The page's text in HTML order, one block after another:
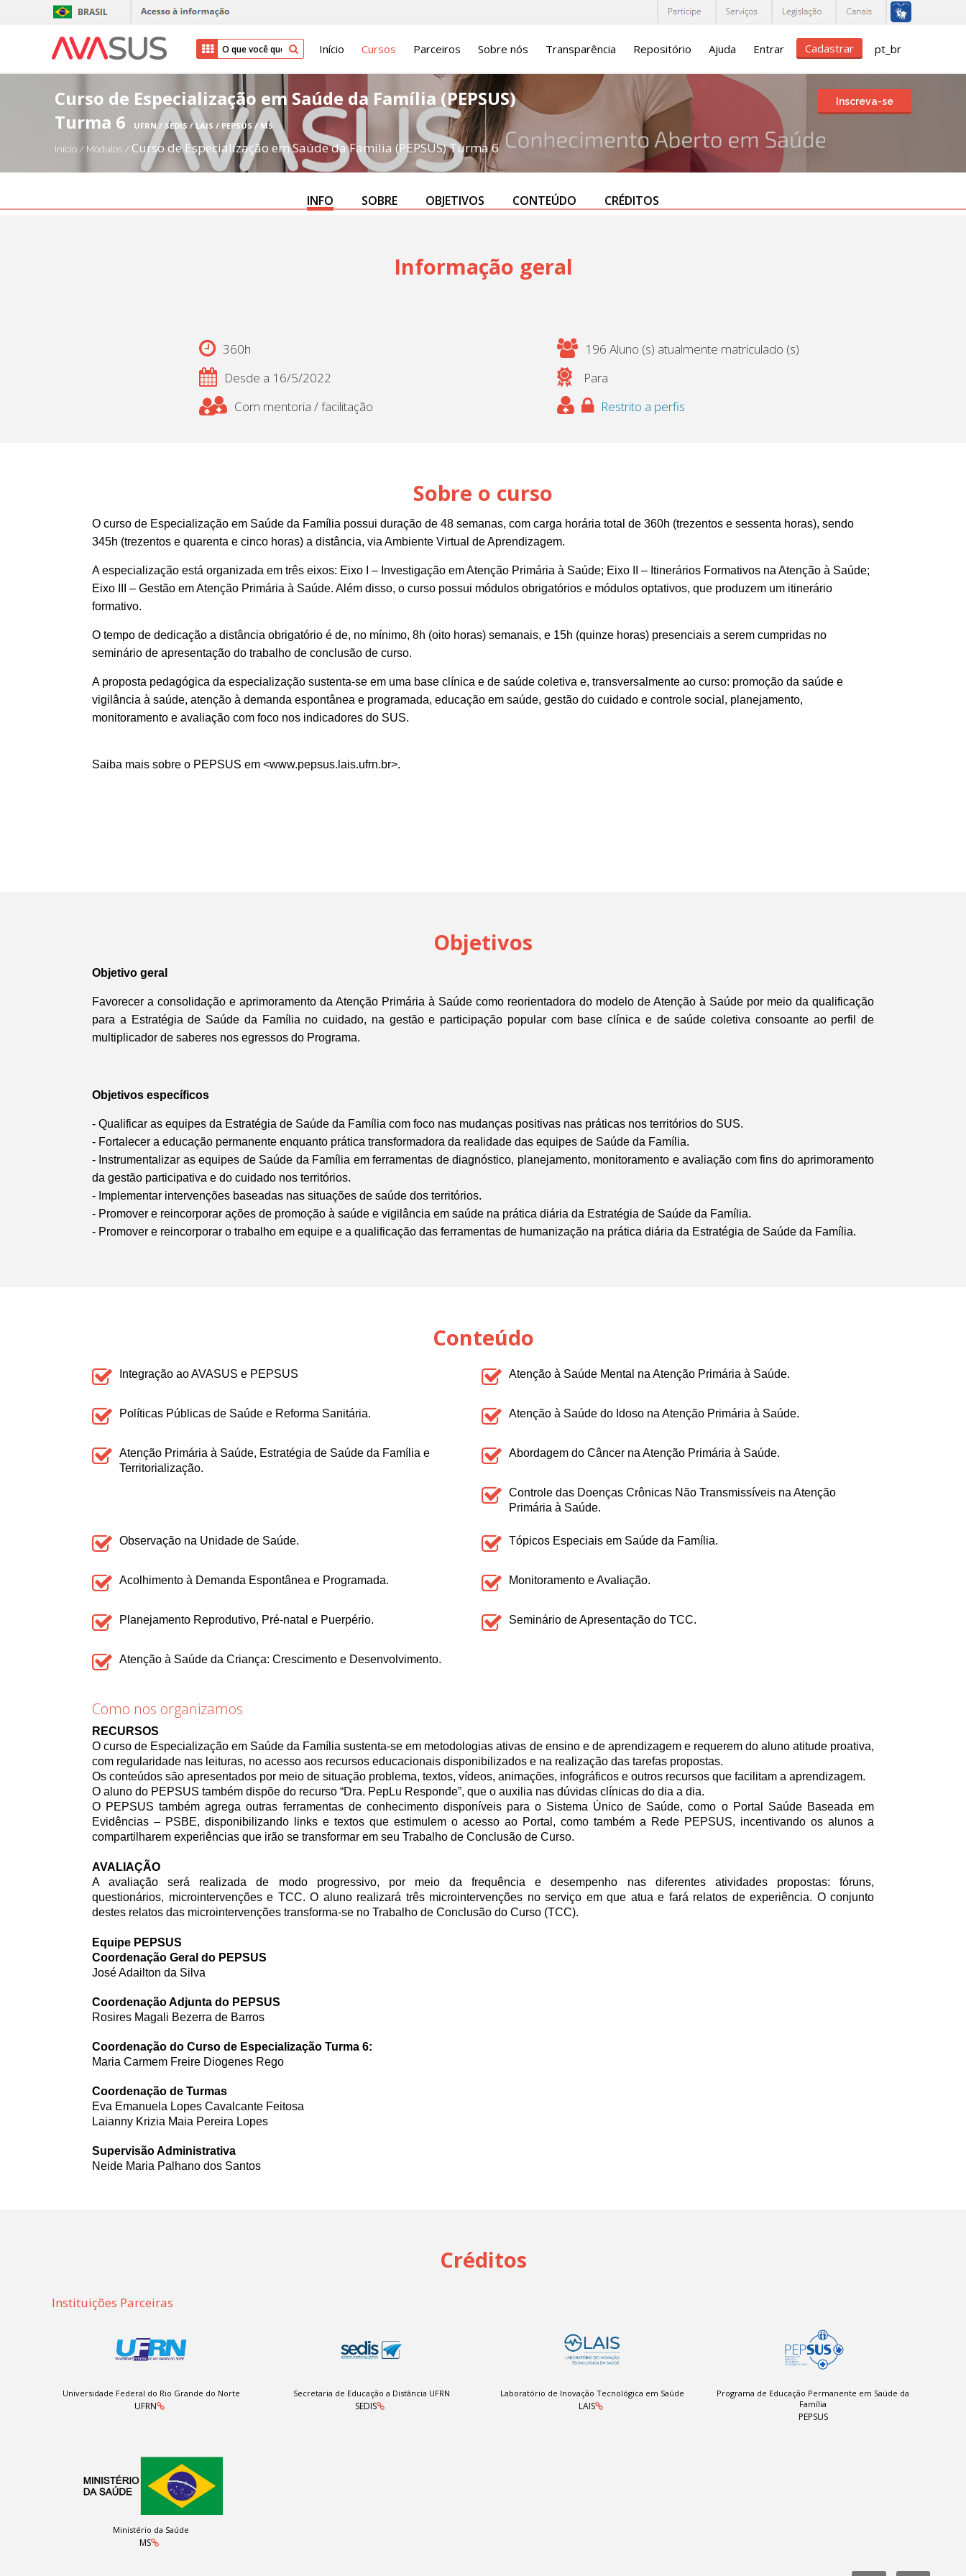
Início Cursos Parceiros Sobre nós Transparência Repositório Ajuda Entrar Cadastrar pt_br
Curso de Especialização em Saúde da Família (PEPSUS)
Turma 6
UFRN / SEDIS / LAIS / PEPSUS / MS
Início / Módulos/ Curso de Especialização em Saúde da Família (PEPSUS) Turma 6
Inscreva-se
INFO SOBRE OBJETIVOS CONTEÚDO CRÉDITOS
Informação geral
360h
196 Aluno (s) atualmente matriculado (s)
Desde a 16/5/2022
Para
Com mentoria / facilitação
Restrito a perfis
Sobre o curso
O curso de Especialização em Saúde da Família possui duração de 48 semanas, com carga horária total de 360h (trezentos e sessenta horas), sendo
345h (trezentos e quarenta e cinco horas) a distância, via Ambiente Virtual de Aprendizagem.
A especialização está organizada em três eixos: Eixo I – Investigação em Atenção Primária à Saúde; Eixo II – Itinerários Formativos na Atenção à Saúde;
Eixo III – Gestão em Atenção Primária à Saúde. Além disso, o curso possui módulos obrigatórios e módulos optativos, que produzem um itinerário
formativo.
O tempo de dedicação a distância obrigatório é de, no mínimo, 8h (oito horas) semanais, e 15h (quinze horas) presenciais a serem cumpridas no
seminário de apresentação do trabalho de conclusão de curso.
A proposta pedagógica da especialização sustenta-se em uma base clínica e de saúde coletiva e, transversalmente ao curso: promoção da saúde e
vigilância à saúde, atenção à demanda espontânea e programada, educação em saúde, gestão do cuidado e controle social, planejamento,
monitoramento e avaliação com foco nos indicadores do SUS.
Saiba mais sobre o PEPSUS em <www.pepsus.lais.ufrn.br>.
Objetivos
Objetivo geral
Favorecer a consolidação e aprimoramento da Atenção Primária à Saúde como reorientadora do modelo de Atenção à Saúde por meio da qualificação
para a Estratégia de Saúde da Família no cuidado, na gestão e participação popular com base clínica e de saúde coletiva consoante ao perfil de
multiplicador de saberes nos egressos do Programa.
Objetivos específicos
- Qualificar as equipes da Estratégia de Saúde da Família com foco nas mudanças positivas nas práticas nos territórios do SUS.
- Fortalecer a educação permanente enquanto prática transformadora da realidade das equipes de Saúde da Família.
- Instrumentalizar as equipes de Saúde da Família em ferramentas de diagnóstico, planejamento, monitoramento e avaliação com fins do aprimoramento
da gestão participativa e do cuidado nos territórios.
- Implementar intervenções baseadas nas situações de saúde dos territórios.
- Promover e reincorporar ações de promoção à saúde e vigilância em saúde na prática diária da Estratégia de Saúde da Família.
- Promover e reincorporar o trabalho em equipe e a qualificação das ferramentas de humanização na prática diária da Estratégia de Saúde da Família.
Conteúdo
Integração ao AVASUS e PEPSUS Atenção à Saúde Mental na Atenção Primária à Saúde.
Políticas Públicas de Saúde e Reforma Sanitária. Atenção à Saúde do Idoso na Atenção Primária à Saúde.
Atenção Primária à Saúde, Estratégia de Saúde da Família e
Territorialização.
Abordagem do Câncer na Atenção Primária à Saúde.
Controle das Doenças Crônicas Não Transmissíveis na Atenção
Primária à Saúde.
Observação na Unidade de Saúde. Tópicos Especiais em Saúde da Família.
Acolhimento à Demanda Espontânea e Programada. Monitoramento e Avaliação.
Planejamento Reprodutivo, Pré-natal e Puerpério. Seminário de Apresentação do TCC.
Atenção à Saúde da Criança: Crescimento e Desenvolvimento.
Como nos organizamos
RECURSOS
O curso de Especialização em Saúde da Família sustenta-se em metodologias ativas de ensino e de aprendizagem e requerem do aluno atitude proativa,
com regularidade nas leituras, no acesso aos recursos educacionais disponibilizados e na realização das tarefas propostas.
Os conteúdos são apresentados por meio de situação problema, textos, vídeos, animações, infográficos e outros recursos que facilitam a aprendizagem.
O aluno do PEPSUS também dispõe do recurso “Dra. PepLu Responde”, que o auxilia nas dúvidas clínicas do dia a dia.
O PEPSUS também agrega outras ferramentas de conhecimento disponíveis para o Sistema Único de Saúde, como o Portal Saúde Baseada em
Evidências – PSBE, disponibilizando links e textos que estimulem o acesso ao Portal, como também a Rede PEPSUS, incentivando os alunos a
compartilharem experiências que irão se transformar em seu Trabalho de Conclusão de Curso.
AVALIAÇÃO
A avaliação será realizada de modo progressivo, por meio da frequência e desempenho nas diferentes atividades propostas: fóruns,
questionários, microintervenções e TCC. O aluno realizará três microintervenções no serviço em que atua e fará relatos de experiência. O conjunto
destes relatos das microintervenções transforma-se no Trabalho de Conclusão do Curso (TCC).
Equipe PEPSUS
Coordenação Geral do PEPSUS
José Adailton da Silva
Coordenação Adjunta do PEPSUS
Rosires Magali Bezerra de Barros
Coordenação do Curso de Especialização Turma 6:
Maria Carmem Freire Diogenes Rego
Coordenação de Turmas
Eva Emanuela Lopes Cavalcante Feitosa
Laianny Krizia Maia Pereira Lopes
Supervisão Administrativa
Neide Maria Palhano dos Santos
Créditos
Instituições Parceiras
Universidade Federal do Rio Grande do Norte
UFRN
Secretaria de Educação a Distância UFRN
SEDIS
Laboratório de Inovação Tecnológica em Saúde
LAIS
Programa de Educação Permanente em Saúde da
Família
PEPSUS
Ministério da Saúde
MS